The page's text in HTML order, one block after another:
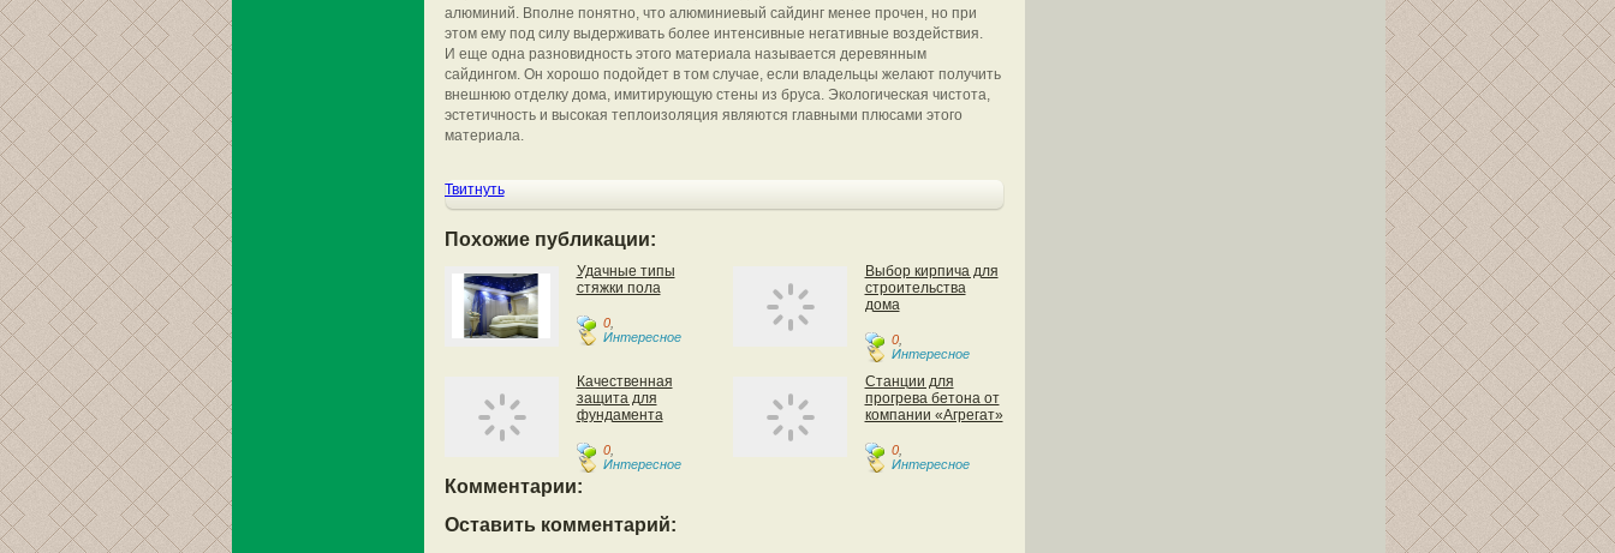
алюминий. Вполне понятно, что алюминиевый сайдинг менее прочен, но при
этом ему под силу выдерживать более интенсивные негативные воздействия.
И еще одна разновидность этого материала называется деревянным
сайдингом. Он хорошо подойдет в том случае, если владельцы желают получить
внешнюю отделку дома, имитирующую стены из бруса. Экологическая чистота,
эстетичность и высокая теплоизоляция являются главными плюсами этого
материала.
Твитнуть
Похожие публикации:
Удачные типы
стяжки пола
0,
Интересное
Выбор кирпича для
строительства
дома
0,
Интересное
Качественная
защита для
фундамента
0,
Интересное
Станции для
прогрева бетона от
компании «Агрегат»
0,
Интересное
Комментарии:
Оставить комментарий: